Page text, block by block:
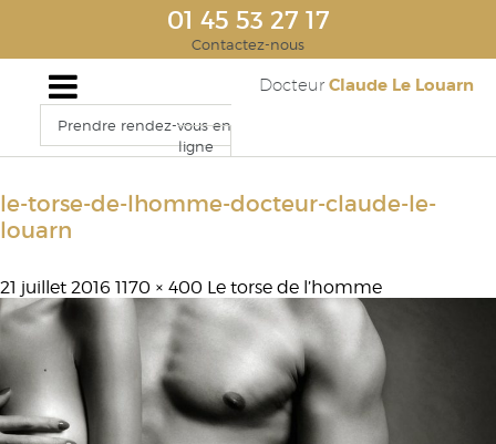
01 45 53 27 17
Contactez-nous
Docteur Claude Le Louarn
Prendre rendez-vous en
ligne
le-torse-de-lhomme-docteur-claude-le-
louarn
21 juillet 2016 1170 × 400 Le torse de l’homme